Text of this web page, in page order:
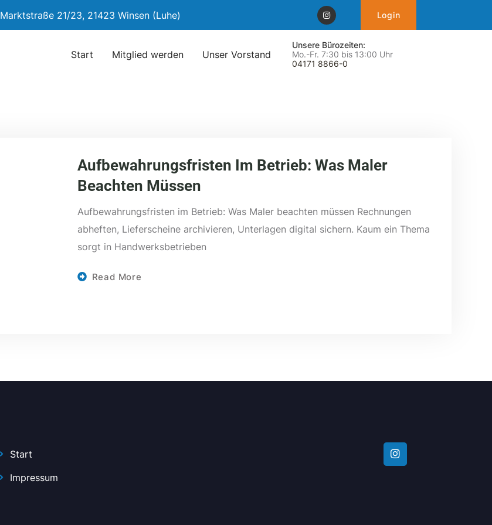
Marktstraße 21/23, 21423 Winsen (Luhe) Login
Start Mitglied werden Unser Vorstand
Unsere Bürozeiten:
Mo.-Fr. 7:30 bis 13:00 Uhr
04171 8866-0
Aufbewahrungsfristen Im Betrieb: Was Maler
Beachten Müssen
Aufbewahrungsfristen im Betrieb: Was Maler beachten müssen Rechnungen
abheften, Lieferscheine archivieren, Unterlagen digital sichern. Kaum ein Thema
sorgt in Handwerksbetrieben
Read More
Start
Impressum